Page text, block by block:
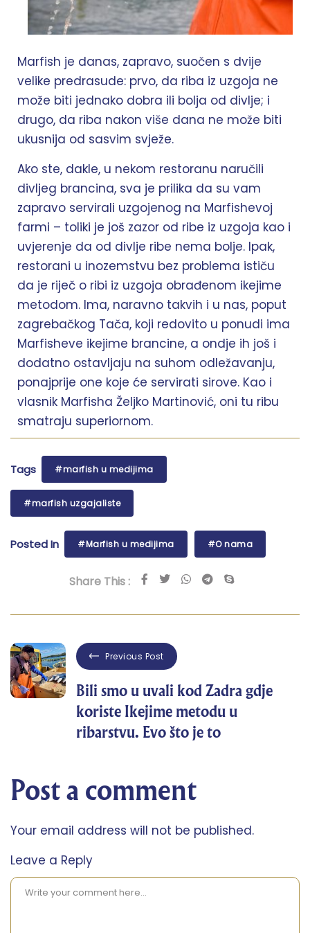
Marfish je danas, zapravo, suočen s dvije
velike predrasude: prvo, da riba iz uzgoja ne
može biti jednako dobra ili bolja od divlje; i
drugo, da riba nakon više dana ne može biti
ukusnija od sasvim svježe.
Ako ste, dakle, u nekom restoranu naručili
divljeg brancina, sva je prilika da su vam
zapravo servirali uzgojenog na Marfishevoj
farmi – toliki je još zazor od ribe iz uzgoja kao i
uvjerenje da od divlje ribe nema bolje. Ipak,
restorani u inozemstvu bez problema ističu
da je riječ o ribi iz uzgoja obrađenom ikejime
metodom. Ima, naravno takvih i u nas, poput
zagrebačkog Tača, koji redovito u ponudi ima
Marfisheve ikejime brancine, a ondje ih još i
dodatno ostavljaju na suhom odležavanju,
ponajprije one koje će servirati sirove. Kao i
vlasnik Marfisha Željko Martinović, oni tu ribu
smatraju superiornom.
Tags #marfish u medijima
#marfish uzgajaliste
Posted In #Marfish u medijima #O nama
Share This :
Previous Post
Bili smo u uvali kod Zadra gdje
koriste Ikejime metodu u
ribarstvu. Evo što je to
Post a comment
Your email address will not be published.
Leave a Reply